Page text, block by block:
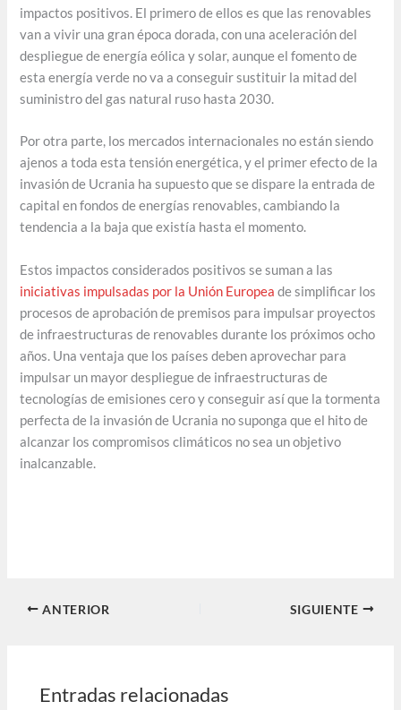
impactos positivos. El primero de ellos es que las renovables
van a vivir una gran época dorada, con una aceleración del
despliegue de energía eólica y solar, aunque el fomento de
esta energía verde no va a conseguir sustituir la mitad del
suministro del gas natural ruso hasta 2030.
Por otra parte, los mercados internacionales no están siendo
ajenos a toda esta tensión energética, y el primer efecto de la
invasión de Ucrania ha supuesto que se dispare la entrada de
capital en fondos de energías renovables, cambiando la
tendencia a la baja que existía hasta el momento.
Estos impactos considerados positivos se suman a las
iniciativas impulsadas por la Unión Europea de simplificar los
procesos de aprobación de premisos para impulsar proyectos
de infraestructuras de renovables durante los próximos ocho
años. Una ventaja que los países deben aprovechar para
impulsar un mayor despliegue de infraestructuras de
tecnologías de emisiones cero y conseguir así que la tormenta
perfecta de la invasión de Ucrania no suponga que el hito de
alcanzar los compromisos climáticos no sea un objetivo
inalcanzable.
ANTERIOR SIGUIENTE
Entradas relacionadas